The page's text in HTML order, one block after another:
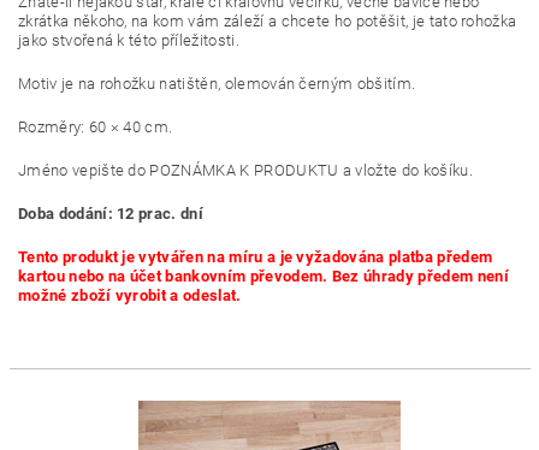
zkrátka někoho, na kom vám záleží a chcete ho potěšit, je tato rohožka
jako stvořená k této příležitosti.
Motiv je na rohožku natištěn, olemován černým obšitím.
Rozměry: 60 × 40 cm.
Jméno vepište do POZNÁMKA K PRODUKTU a vložte do košíku.
Doba dodání: 12 prac. dní
Tento produkt je vytvářen na míru a je vyžadována platba předem
kartou nebo na účet bankovním převodem. Bez úhrady předem není
možné zboží vyrobit a odeslat.